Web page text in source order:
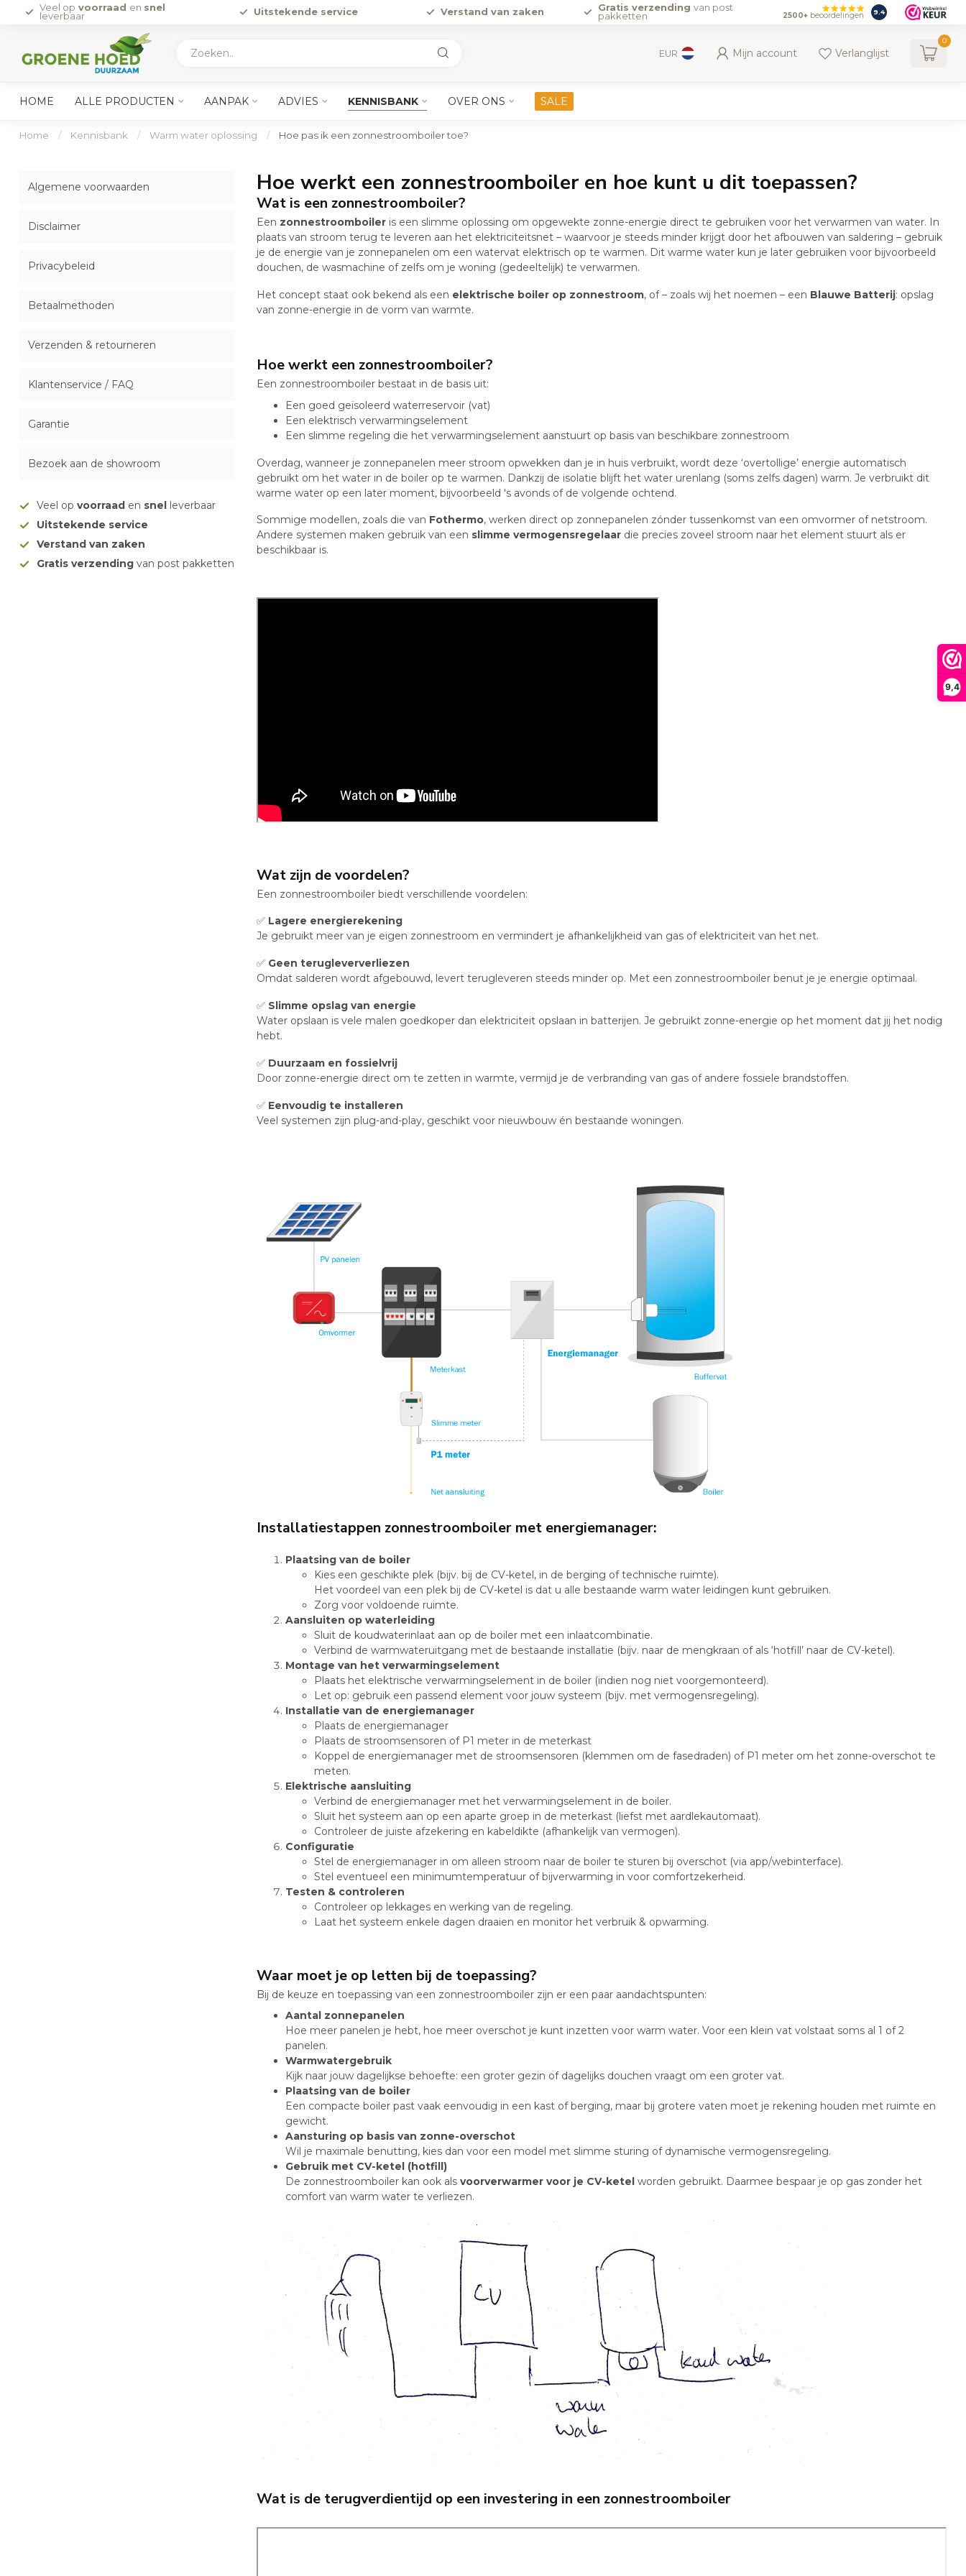
9,4
Veel op voorraad en snel
leverbaar
Uitstekende service Verstand van zaken Gratis verzending van post
pakketten
2500+ beoordelingen 9.4
EUR Mijn account Verlanglijst
0
HOME ALLE PRODUCTEN AANPAK ADVIES KENNISBANK OVER ONS SALE
Home / Kennisbank / Warm water oplossing / Hoe pas ik een zonnestroomboiler toe?
Algemene voorwaarden
Disclaimer
Privacybeleid
Betaalmethoden
Verzenden & retourneren
Klantenservice / FAQ
Garantie
Bezoek aan de showroom
Veel op voorraad en snel leverbaar
Uitstekende service
Verstand van zaken
Gratis verzending van post pakketten
Hoe werkt een zonnestroomboiler en hoe kunt u dit toepassen?
Wat is een zonnestroomboiler?
Een zonnestroomboiler is een slimme oplossing om opgewekte zonne-energie direct te gebruiken voor het verwarmen van water. In
plaats van stroom terug te leveren aan het elektriciteitsnet – waarvoor je steeds minder krijgt door het afbouwen van saldering – gebruik
je de energie van je zonnepanelen om een watervat elektrisch op te warmen. Dit warme water kun je later gebruiken voor bijvoorbeeld
douchen, de wasmachine of zelfs om je woning (gedeeltelijk) te verwarmen.
Het concept staat ook bekend als een elektrische boiler op zonnestroom, of – zoals wij het noemen – een Blauwe Batterij: opslag
van zonne-energie in de vorm van warmte.
Hoe werkt een zonnestroomboiler?
Een zonnestroomboiler bestaat in de basis uit:
Een goed geïsoleerd waterreservoir (vat)
Een elektrisch verwarmingselement
Een slimme regeling die het verwarmingselement aanstuurt op basis van beschikbare zonnestroom
Overdag, wanneer je zonnepanelen meer stroom opwekken dan je in huis verbruikt, wordt deze ‘overtollige’ energie automatisch
gebruikt om het water in de boiler op te warmen. Dankzij de isolatie blijft het water urenlang (soms zelfs dagen) warm. Je verbruikt dit
warme water op een later moment, bijvoorbeeld 's avonds of de volgende ochtend.
Sommige modellen, zoals die van Fothermo, werken direct op zonnepanelen zónder tussenkomst van een omvormer of netstroom.
Andere systemen maken gebruik van een slimme vermogensregelaar die precies zoveel stroom naar het element stuurt als er
beschikbaar is.
Wat zijn de voordelen?
Een zonnestroomboiler biedt verschillende voordelen:
✅ Lagere energierekening
Je gebruikt meer van je eigen zonnestroom en vermindert je afhankelijkheid van gas of elektriciteit van het net.
✅ Geen terugleververliezen
Omdat salderen wordt afgebouwd, levert terugleveren steeds minder op. Met een zonnestroomboiler benut je je energie optimaal.
✅ Slimme opslag van energie
Water opslaan is vele malen goedkoper dan elektriciteit opslaan in batterijen. Je gebruikt zonne-energie op het moment dat jij het nodig
hebt.
✅ Duurzaam en fossielvrij
Door zonne-energie direct om te zetten in warmte, vermijd je de verbranding van gas of andere fossiele brandstoffen.
✅ Eenvoudig te installeren
Veel systemen zijn plug-and-play, geschikt voor nieuwbouw én bestaande woningen.
Installatiestappen zonnestroomboiler met energiemanager:
Plaatsing van de boiler
Kies een geschikte plek (bijv. bij de CV-ketel, in de berging of technische ruimte).
Het voordeel van een plek bij de CV-ketel is dat u alle bestaande warm water leidingen kunt gebruiken.
Zorg voor voldoende ruimte.
Aansluiten op waterleiding
Sluit de koudwaterinlaat aan op de boiler met een inlaatcombinatie.
Verbind de warmwateruitgang met de bestaande installatie (bijv. naar de mengkraan of als ‘hotfill’ naar de CV-ketel).
Montage van het verwarmingselement
Plaats het elektrische verwarmingselement in de boiler (indien nog niet voorgemonteerd).
Let op: gebruik een passend element voor jouw systeem (bijv. met vermogensregeling).
Installatie van de energiemanager
Plaats de energiemanager
Plaats de stroomsensoren of P1 meter in de meterkast
Koppel de energiemanager met de stroomsensoren (klemmen om de fasedraden) of P1 meter om het zonne-overschot te
meten.
Elektrische aansluiting
Verbind de energiemanager met het verwarmingselement in de boiler.
Sluit het systeem aan op een aparte groep in de meterkast (liefst met aardlekautomaat).
Controleer de juiste afzekering en kabeldikte (afhankelijk van vermogen).
Configuratie
Stel de energiemanager in om alleen stroom naar de boiler te sturen bij overschot (via app/webinterface).
Stel eventueel een minimumtemperatuur of bijverwarming in voor comfortzekerheid.
Testen & controleren
Controleer op lekkages en werking van de regeling.
Laat het systeem enkele dagen draaien en monitor het verbruik & opwarming.
Waar moet je op letten bij de toepassing?
Bij de keuze en toepassing van een zonnestroomboiler zijn er een paar aandachtspunten:
Aantal zonnepanelen
Hoe meer panelen je hebt, hoe meer overschot je kunt inzetten voor warm water. Voor een klein vat volstaat soms al 1 of 2
panelen.
Warmwatergebruik
Kijk naar jouw dagelijkse behoefte: een groter gezin of dagelijks douchen vraagt om een groter vat.
Plaatsing van de boiler
Een compacte boiler past vaak eenvoudig in een kast of berging, maar bij grotere vaten moet je rekening houden met ruimte en
gewicht.
Aansturing op basis van zonne-overschot
Wil je maximale benutting, kies dan voor een model met slimme sturing of dynamische vermogensregeling.
Gebruik met CV-ketel (hotfill)
De zonnestroomboiler kan ook als voorverwarmer voor je CV-ketel worden gebruikt. Daarmee bespaar je op gas zonder het
comfort van warm water te verliezen.
Wat is de terugverdientijd op een investering in een zonnestroomboiler